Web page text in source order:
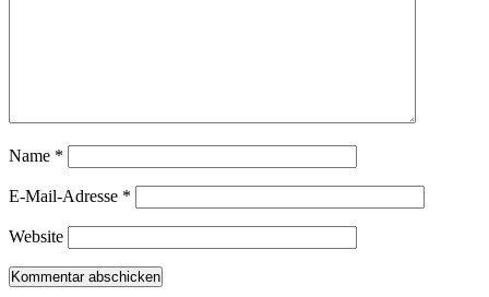
Name *
E-Mail-Adresse *
Website